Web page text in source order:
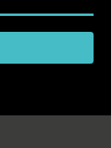
visibilité de